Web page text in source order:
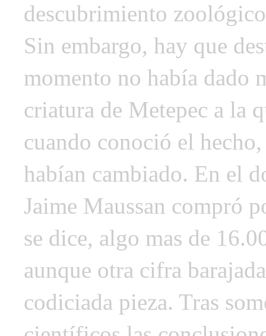
descubrimiento
Sin embargo, hay que
momento no había dado
criatura de Metepec a la
cuando conoció el
habían cambiado. En el
Jaime Maussan compró
se dice, algo mas de
aunque otra cifra
codiciada pieza. Tras